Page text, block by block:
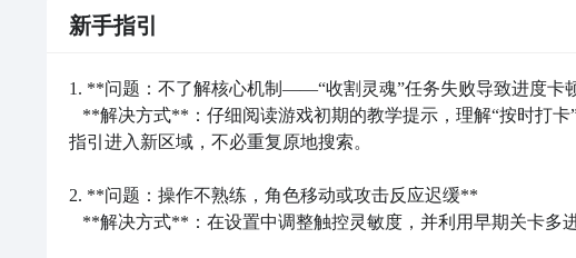
全远古知识碎片收集攻略分享
前提：打败门扉之王拿到钥匙开钟塔，敲钟变成夜间
片)
2、去找杰弗逊，会要求你带他去洪涝要塞，到了地方会出现隐
《地平线西之绝境》死亡之门密码分享 死亡之门密码是
剧情点，不少玩家想知道
死亡之门密码是什么?下面小编就为大家带来
新手指引
1. **问题：不了解核心机制——“收割灵魂”任务失败导致进度卡
指引进入新区域，不必重复原地搜索。
2. **问题：操作不熟练，角色移动或攻击反应迟缓**